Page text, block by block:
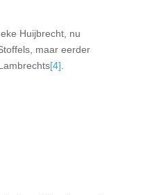
Huijbrecht, nu
maar eerder
[4]